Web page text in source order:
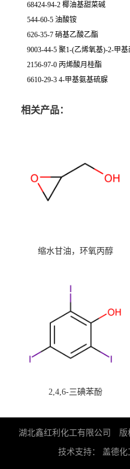
68424-94-2 椰油基甜菜碱
544-60-5 油酸铵
626-35-7 硝基乙酸乙酯
9003-44-5 聚1-(乙烯氧基)-2-甲
2156-97-0 丙烯酸月桂酯
6610-29-3 4-甲基氨基硫脲
相关产品：
缩水甘油，环氧丙醇
2,4,6-三碘苯酚
湖北鑫红利化工有限公司 版
技术支持： 盖德化